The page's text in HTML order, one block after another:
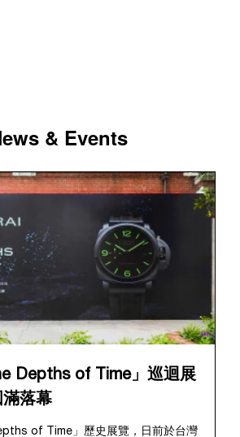
& Events
Depths of Time」巡迴展
滿落幕
of Time」歷史展覽，日前於台灣